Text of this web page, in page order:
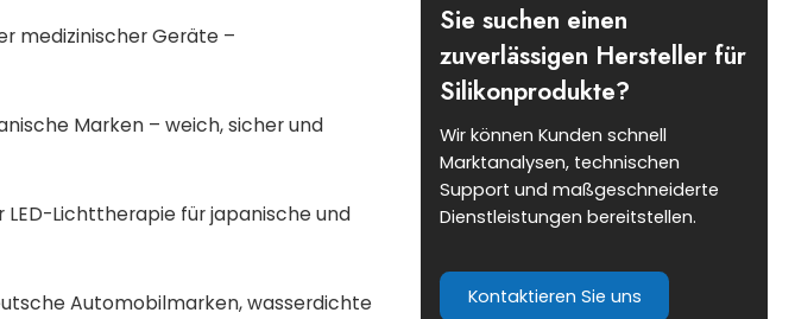
medizinischer Geräte –
Marken – weich, sicher und
LED-Lichttherapie für japanische und
Automobilmarken, wasserdichte
Sie suchen einen
zuverlässigen Hersteller für
Silikonprodukte?
Wir können Kunden schnell
Marktanalysen, technischen
Support und maßgeschneiderte
Dienstleistungen bereitstellen.
Kontaktieren Sie uns